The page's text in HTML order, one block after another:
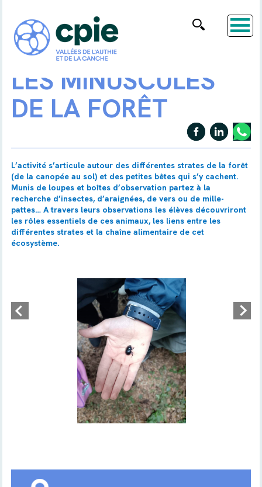
LES MINUSCULES
DE LA FORÊT
L’activité s’articule autour des différentes strates de la forêt
(de la canopée au sol) et des petites bêtes qui s’y cachent.
Munis de loupes et boîtes d’observation partez à la
recherche d’insectes, d’araignées, de vers ou de mille-
pattes… A travers leurs observations les élèves découvriront
les rôles essentiels de ces animaux, les liens entre les
différentes strates et la chaîne alimentaire de cet
écosystème.